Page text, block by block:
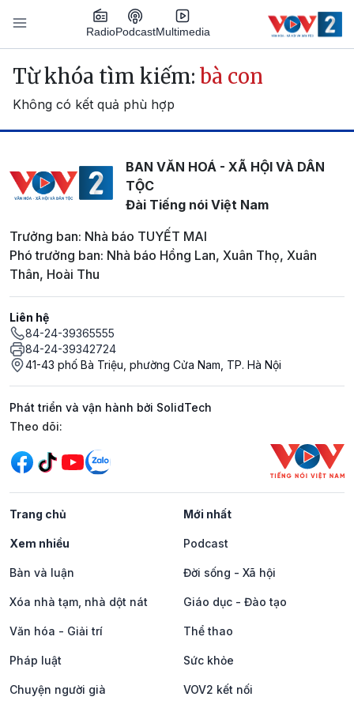
Nhảy đến nội dung
RadioPodcastMultimedia
Main navigation
Từ khóa tìm kiếm: bà con
Không có kết quả phù hợp
BAN VĂN HOÁ - XÃ HỘI VÀ DÂN
TỘC
Đài Tiếng nói Việt Nam
Trưởng ban: Nhà báo TUYẾT MAI
Phó trưởng ban: Nhà báo Hồng Lan, Xuân Thọ, Xuân
Thân, Hoài Thu
Liên hệ
84-24-39365555
84-24-39342724
41-43 phố Bà Triệu, phường Cửa Nam, TP. Hà Nội
Phát triển và vận hành bởi SolidTech
Mạng xã hội
Theo dõi:
Trang chủ Mới nhất
Xem nhiều Podcast
Bàn và luận Đời sống - Xã hội
Xóa nhà tạm, nhà dột nát Giáo dục - Đào tạo
Văn hóa - Giải trí Thể thao
Pháp luật Sức khỏe
Chuyện người già VOV2 kết nối